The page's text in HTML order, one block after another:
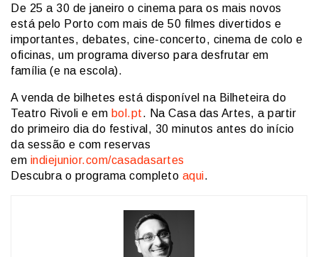
De 25 a 30 de janeiro o cinema para os mais novos
está pelo Porto com mais de 50 filmes divertidos e
importantes, debates, cine-concerto, cinema de colo e
oficinas, um programa diverso para desfrutar em
família (e na escola).
A venda de bilhetes está disponível na Bilheteira do
Teatro Rivoli e em bol.pt. Na Casa das Artes, a partir
do primeiro dia do festival, 30 minutos antes do início
da sessão e com reservas
em indiejunior.com/casadasartes
Descubra o programa completo aqui.